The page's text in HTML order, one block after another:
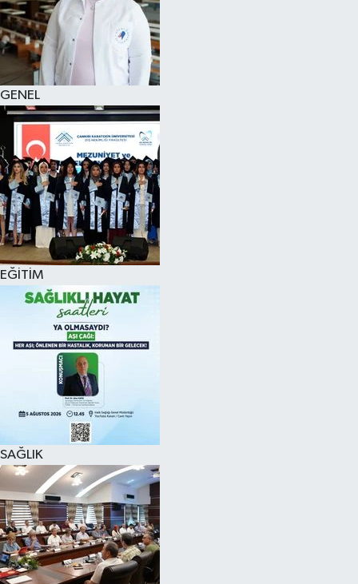
GENEL
EĞİTİM
SAĞLIK
KÜLTÜR SANAT
MAGAZİN
SAĞLIK
SİYASET
SPOR
TEKNOLOJİ
VİZYONDAKİLER
YAŞAM